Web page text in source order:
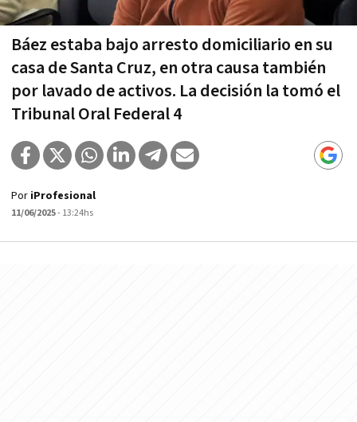
Báez estaba bajo arresto domiciliario en su
casa de Santa Cruz, en otra causa también
por lavado de activos. La decisión la tomó el
Tribunal Oral Federal 4
Por iProfesional
11/06/2025- 13:24hs